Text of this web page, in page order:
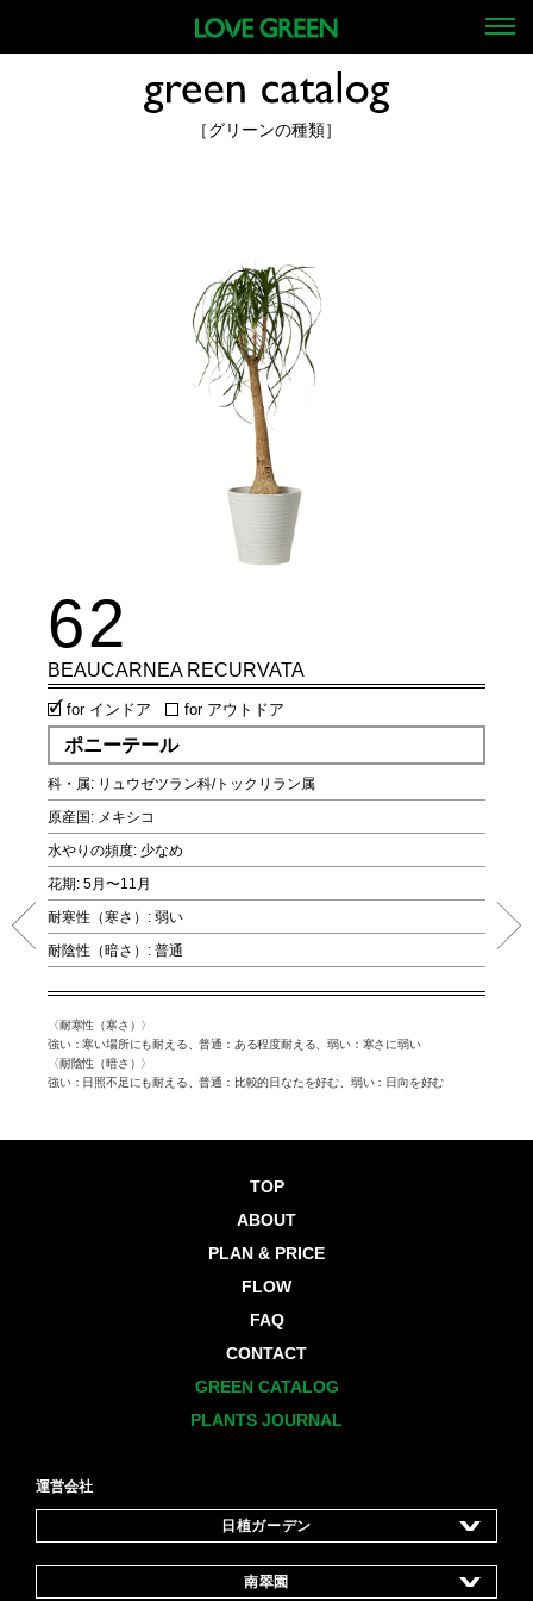
［グリーンの種類］
耐寒
耐陰
62
BEAUCARNEA RECURVATA
for インドア for アウトドア
ポニーテール
科・属: リュウゼツラン科/トックリラン属
原産国: メキシコ
水やりの頻度: 少なめ
花期: 5月〜11月
耐寒性（寒さ）: 弱い
耐陰性（暗さ）: 普通
〈耐寒性（寒さ）〉
強い：寒い場所にも耐える、普通：ある程度耐える、弱い：寒さに弱い
〈耐陰性（暗さ）〉
強い：日照不足にも耐える、普通：比較的日なたを好む、弱い：日向を好む
TOP
ABOUT
PLAN & PRICE
FLOW
FAQ
CONTACT
GREEN CATALOG
PLANTS JOURNAL
運営会社
日植ガーデン
所在地
東京都板橋区東山町35-11
設立
1955年
南翠園